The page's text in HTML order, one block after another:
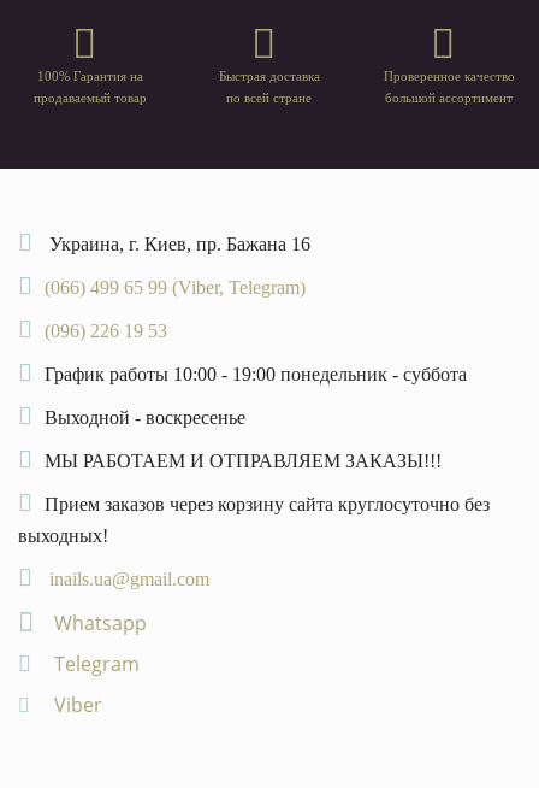
100% Гарантия на
продаваемый товар
Быстрая доставка
по всей стране
Проверенное качество
большой ассортимент
Украина, г. Киев, пр. Бажана 16
(066) 499 65 99 (Viber, Telegram)
(096) 226 19 53
График работы 10:00 - 19:00 понедельник - суббота
Выходной - воскресенье
МЫ РАБОТАЕМ И ОТПРАВЛЯЕМ ЗАКАЗЫ!!!
Прием заказов через корзину сайта круглосуточно без
выходных!
inails.ua@gmail.com
Whatsapp
Telegram
Viber